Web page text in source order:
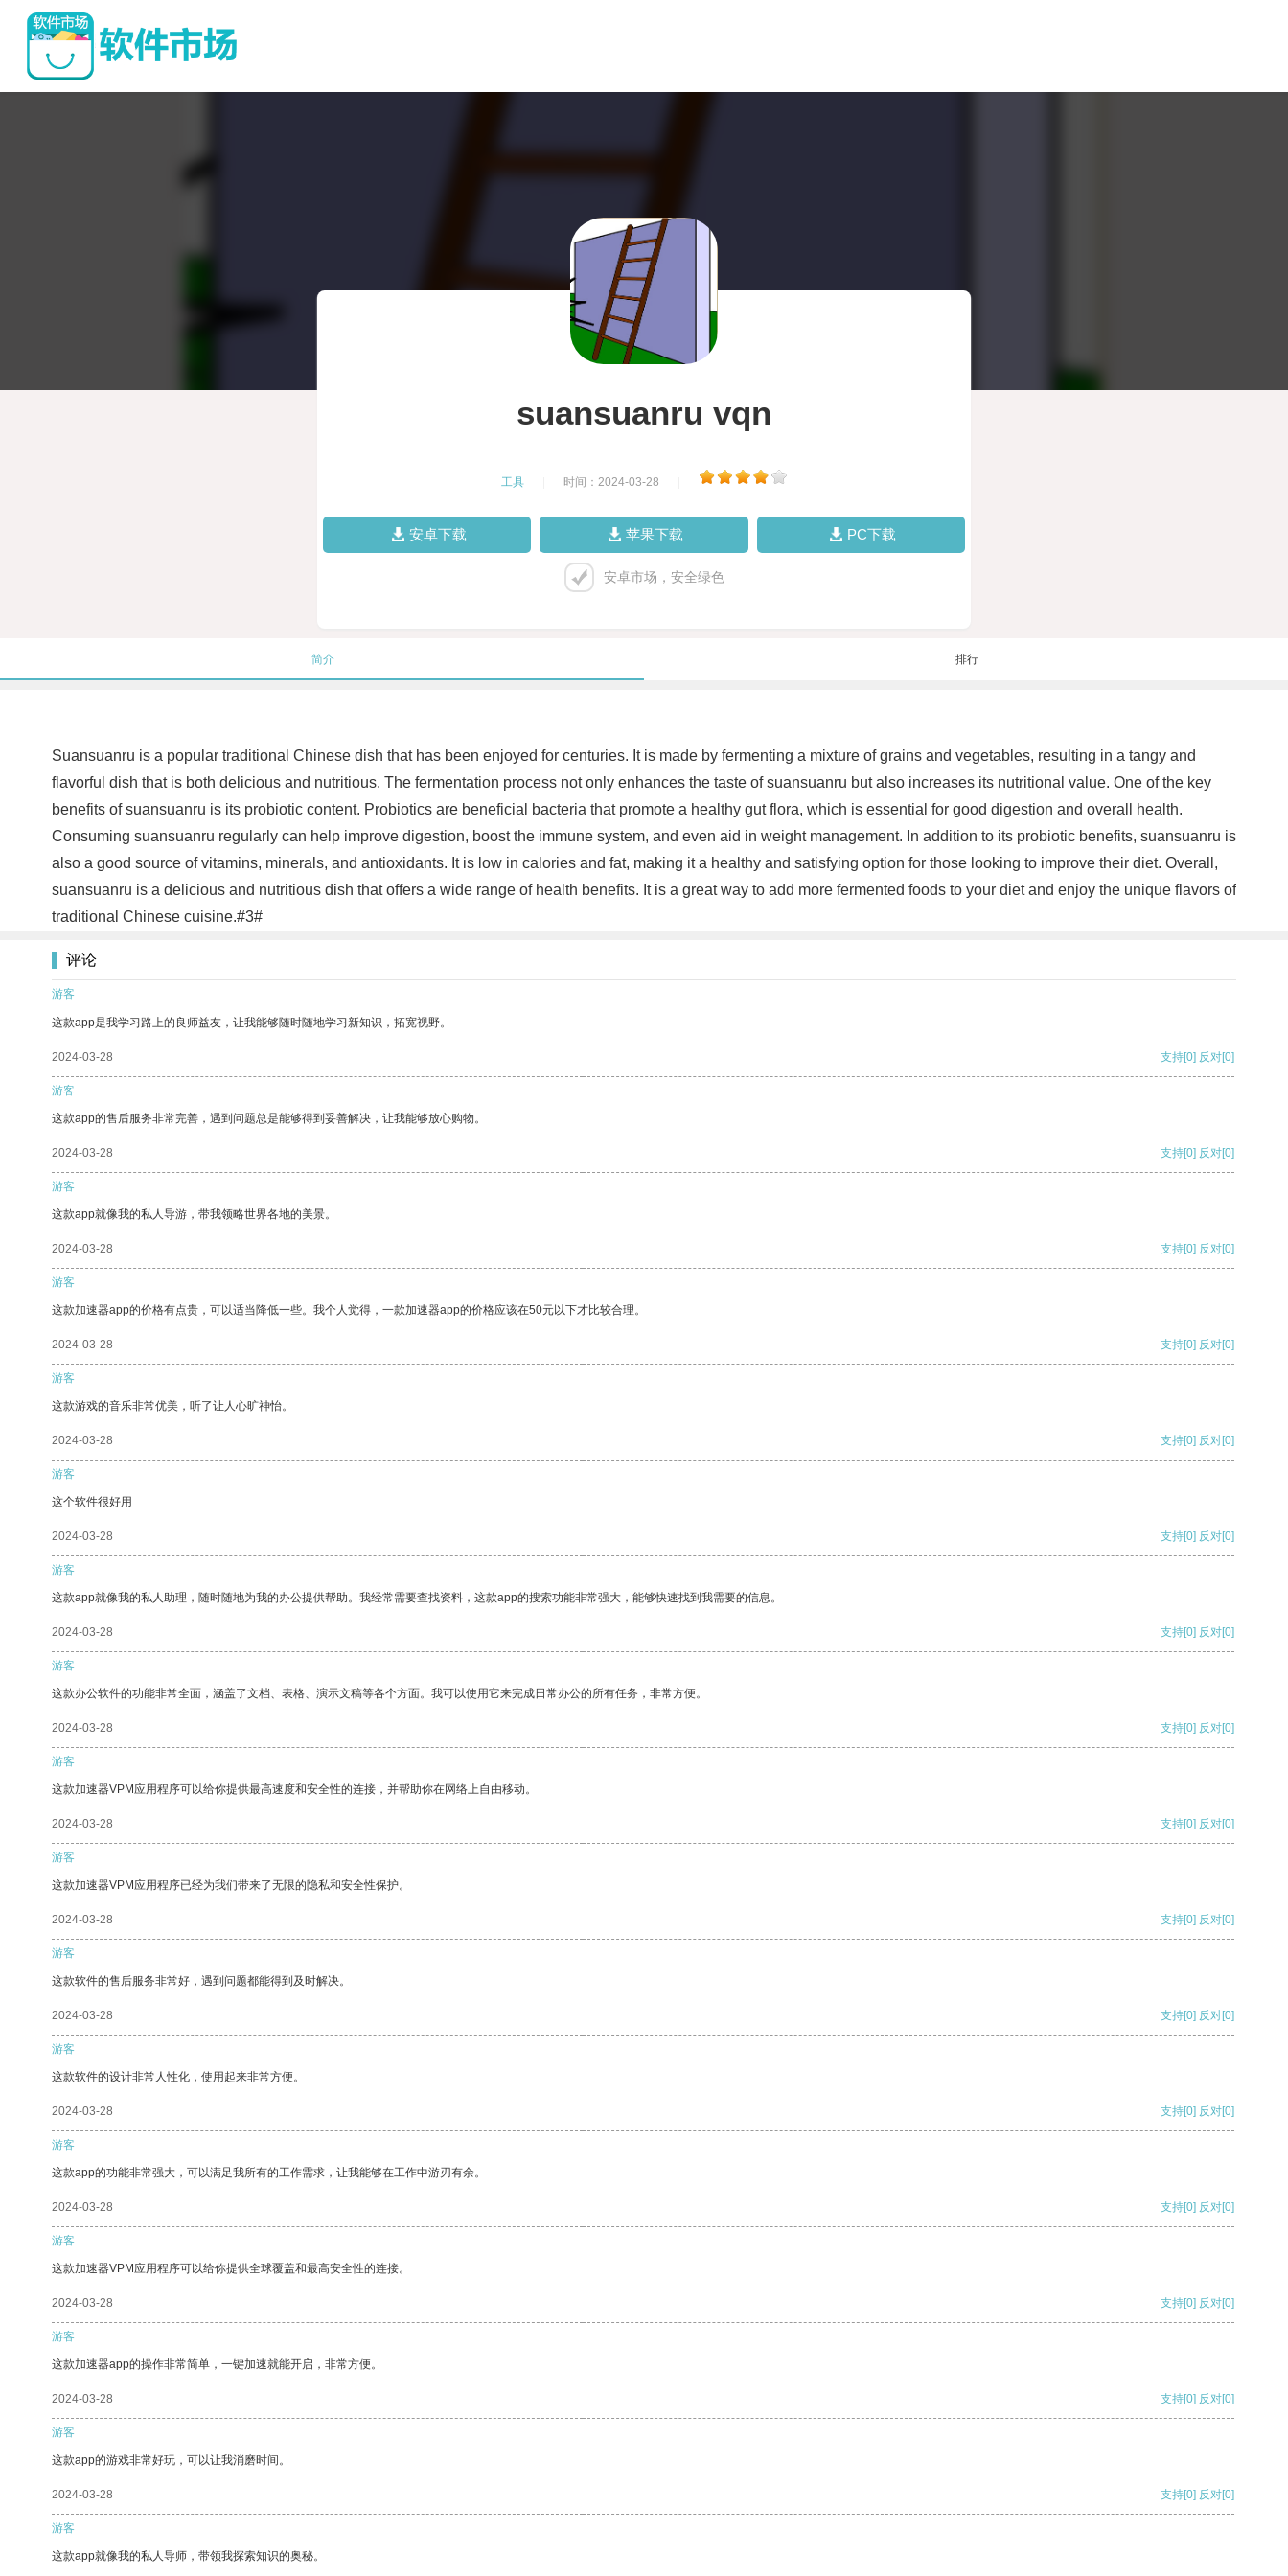
suansuanru vqn
工具 时间：2024-03-28
安卓下载 苹果下载 PC下载
安卓市场，安全绿色
简介 排行
Suansuanru is a popular traditional Chinese dish that has been enjoyed for centuries. It is made by fermenting a mixture of grains and vegetables, resulting in a tangy and
flavorful dish that is both delicious and nutritious. The fermentation process not only enhances the taste of suansuanru but also increases its nutritional value. One of the key
benefits of suansuanru is its probiotic content. Probiotics are beneficial bacteria that promote a healthy gut flora, which is essential for good digestion and overall health.
Consuming suansuanru regularly can help improve digestion, boost the immune system, and even aid in weight management. In addition to its probiotic benefits, suansuanru is
also a good source of vitamins, minerals, and antioxidants. It is low in calories and fat, making it a healthy and satisfying option for those looking to improve their diet. Overall,
suansuanru is a delicious and nutritious dish that offers a wide range of health benefits. It is a great way to add more fermented foods to your diet and enjoy the unique flavors of
traditional Chinese cuisine.#3#
评论
游客
这款app是我学习路上的良师益友，让我能够随时随地学习新知识，拓宽视野。
2024-03-28 支持[0] 反对[0]
游客
这款app的售后服务非常完善，遇到问题总是能够得到妥善解决，让我能够放心购物。
2024-03-28 支持[0] 反对[0]
游客
这款app就像我的私人导游，带我领略世界各地的美景。
2024-03-28 支持[0] 反对[0]
游客
这款加速器app的价格有点贵，可以适当降低一些。我个人觉得，一款加速器app的价格应该在50元以下才比较合理。
2024-03-28 支持[0] 反对[0]
游客
这款游戏的音乐非常优美，听了让人心旷神怡。
2024-03-28 支持[0] 反对[0]
游客
这个软件很好用
2024-03-28 支持[0] 反对[0]
游客
这款app就像我的私人助理，随时随地为我的办公提供帮助。我经常需要查找资料，这款app的搜索功能非常强大，能够快速找到我需要的信息。
2024-03-28 支持[0] 反对[0]
游客
这款办公软件的功能非常全面，涵盖了文档、表格、演示文稿等各个方面。我可以使用它来完成日常办公的所有任务，非常方便。
2024-03-28 支持[0] 反对[0]
游客
这款加速器VPM应用程序可以给你提供最高速度和安全性的连接，并帮助你在网络上自由移动。
2024-03-28 支持[0] 反对[0]
游客
这款加速器VPM应用程序已经为我们带来了无限的隐私和安全性保护。
2024-03-28 支持[0] 反对[0]
游客
这款软件的售后服务非常好，遇到问题都能得到及时解决。
2024-03-28 支持[0] 反对[0]
游客
这款软件的设计非常人性化，使用起来非常方便。
2024-03-28 支持[0] 反对[0]
游客
这款app的功能非常强大，可以满足我所有的工作需求，让我能够在工作中游刃有余。
2024-03-28 支持[0] 反对[0]
游客
这款加速器VPM应用程序可以给你提供全球覆盖和最高安全性的连接。
2024-03-28 支持[0] 反对[0]
游客
这款加速器app的操作非常简单，一键加速就能开启，非常方便。
2024-03-28 支持[0] 反对[0]
游客
这款app的游戏非常好玩，可以让我消磨时间。
2024-03-28 支持[0] 反对[0]
游客
这款app就像我的私人导师，带领我探索知识的奥秘。